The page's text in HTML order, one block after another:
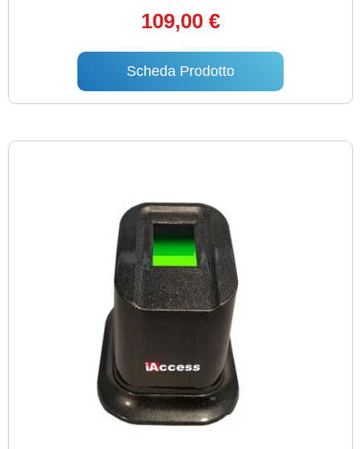
109,00 €
Scheda Prodotto